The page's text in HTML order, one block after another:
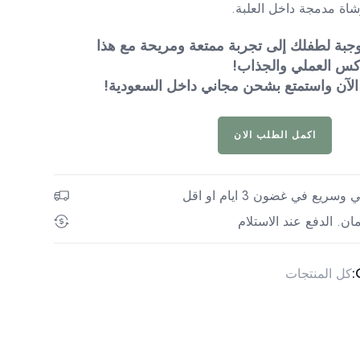
مدمجة داخل العلبة.
لطفلك إلى تجربة ممتعة ومريحة مع هذا
العملي والجذاب!
واستمتع بشحن مجاني داخل السعودية!
اكمل الطلب الان
في غضون 3 ايام او اقل
الدفع عند الاستلام
كل المنتجات